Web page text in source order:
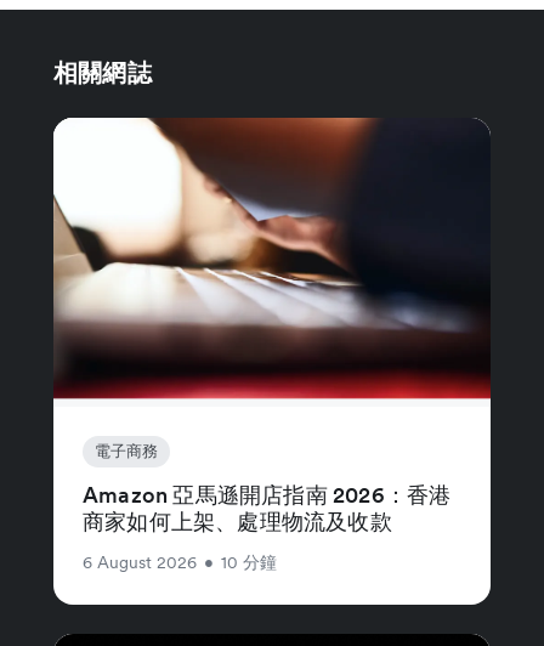
相關網誌
電子商務
Amazon 亞馬遜開店指南 2026：香港
商家如何上架、處理物流及收款
6 August 2026 • 10 分鐘